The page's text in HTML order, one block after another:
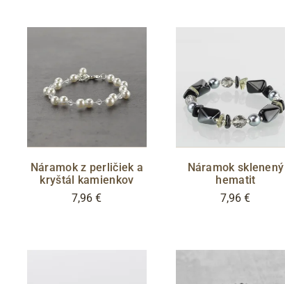
Náramok z perličiek a
kryštál kamienkov
7,96 €
Náramok sklenený
hematit
7,96 €